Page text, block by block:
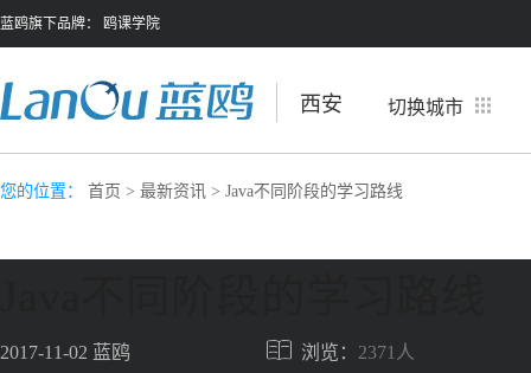
蓝鸥旗下品牌： 鸥课学院
西安 切换城市
您的位置： 首页 > 最新资讯 > Java不同阶段的学习路线
2017-11-02 蓝鸥 2371人
浏览：